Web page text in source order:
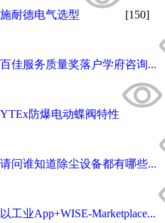
施耐德电气选型 [150]
百佳服务质量奖落户学府咨询...
YTEx防爆电动蝶阀特性
请问谁知道除尘设备都有哪些...
以工业App+WISE-Marketplace...